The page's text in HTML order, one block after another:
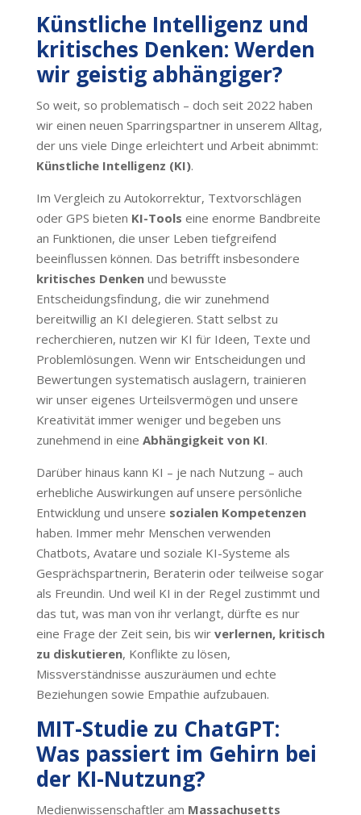
Künstliche Intelligenz und
kritisches Denken: Werden
wir geistig abhängiger?
So weit, so problematisch – doch seit 2022 haben
wir einen neuen Sparringspartner in unserem Alltag,
der uns viele Dinge erleichtert und Arbeit abnimmt:
Künstliche Intelligenz (KI).
Im Vergleich zu Autokorrektur, Textvorschlägen
oder GPS bieten KI-Tools eine enorme Bandbreite
an Funktionen, die unser Leben tiefgreifend
beeinflussen können. Das betrifft insbesondere
kritisches Denkenund bewusste
Entscheidungsfindung, die wir zunehmend
bereitwillig an KI delegieren. Statt selbst zu
recherchieren, nutzen wir KI für Ideen, Texte und
Problemlösungen. Wenn wir Entscheidungen und
Bewertungen systematisch auslagern, trainieren
wir unser eigenes Urteilsvermögen und unsere
Kreativität immer weniger und begeben uns
zunehmend in eine Abhängigkeit von KI.
Darüber hinaus kann KI – je nach Nutzung – auch
erhebliche Auswirkungen auf unsere persönliche
Entwicklung und unsere sozialen Kompetenzen
haben. Immer mehr Menschen verwenden
Chatbots, Avatare und soziale KI-Systeme als
Gesprächspartnerin, Beraterin oder teilweise sogar
als Freundin. Und weil KI in der Regel zustimmt und
das tut, was man von ihr verlangt, dürfte es nur
eine Frage der Zeit sein, bis wir verlernen, kritisch
zu diskutieren, Konflikte zu lösen,
Missverständnisse auszuräumen und echte
Beziehungen sowie Empathie aufzubauen.
MIT-Studie zu ChatGPT:
Was passiert im Gehirn bei
der KI-Nutzung?
Medienwissenschaftler am Massachusetts